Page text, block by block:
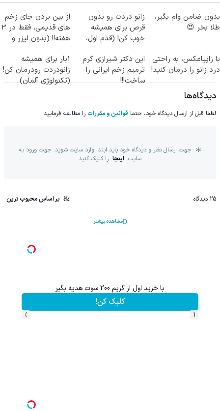
بدون ضامن وام بگیر،
طلا بخر 😍
زانو دردت رو بدون
قرص برای همیشه
خوب کن! (قدم اول،
از بین بردن جای زخم
های قدیمی، فقط در 3
هفته!! (بدون لیزر و
با زاپیامکس، به راحتی
درد زانو را درمان کنید!
این دکتر شیرازی کرم
ترمیم زخم ایرانی را
ساخت!!!
1بار برای همیشه
زانودردت رودرمان کن!
(تکنولوژی آلمان)
دیدگاه‌ها
لطفا قبل از ارسال دیدگاه خود، حتما قوانین و مقررات را مطالعه فرمایید.
جهت ارسال نظر و دیدگاه خود باید ابتدا وارد سایت شوید. جهت ورود به
سایت اینجا را کلیک کنید
25 دیدگاه بر اساس محبوب ترین
مشاهده بیشتر
احتمالاً این بزرگ‌ترین اشتباه مراقبت از موته...
‹
›